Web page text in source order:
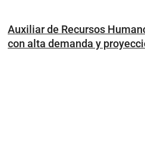
Auxiliar de Recursos
con alta demanda y